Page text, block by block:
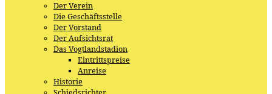
Der Verein
Die Geschäftsstelle
Der Vorstand
Der Aufsichtsrat
Das Vogtlandstadion
Eintrittspreise
Anreise
Historie